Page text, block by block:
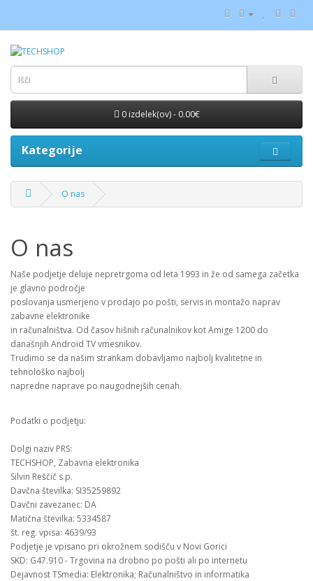
0 izdelek(ov) - 0.00€
Kategorije
O nas
O nas
Naše podjetje deluje nepretrgoma od leta 1993 in že od samega začetka
je glavno področje
poslovanja usmerjeno v prodajo po pošti, servis in montažo naprav
zabavne elektronike
in računalništva. Od časov hišnih računalnikov kot Amige 1200 do
današnjih Android TV vmesnikov.
Trudimo se da našim strankam dobavljamo najbolj kvalitetne in
tehnološko najbolj
napredne naprave po naugodnejših cenah.
Podatki o podjetju:
Dolgi naziv PRS:
TECHSHOP, Zabavna elektronika
Silvin Reščič s.p.
Davčna številka: SI35259892
Davčni zavezanec: DA
Matična številka: 5334587
št. reg. vpisa: 4639/93
Podjetje je vpisano pri okrožnem sodišču v Novi Gorici
SKD: G47.910 - Trgovina na drobno po pošti ali po internetu
Dejavnost TSmedia: Elektronika; Računalništvo in informatika